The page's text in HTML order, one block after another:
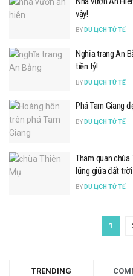
vậy!
BY DU LỊCH TỬ TẾ
Nghĩa trang An
tiền tỷ!
BY DU LỊCH TỬ TẾ
Phá Tam Giang
BY DU LỊCH TỬ TẾ
Tham quan
lững giữa đất trời
BY DU LỊCH TỬ TẾ
1
TRENDING